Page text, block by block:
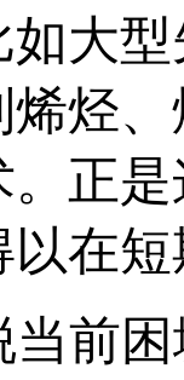
如大
烃
正
以在
前困